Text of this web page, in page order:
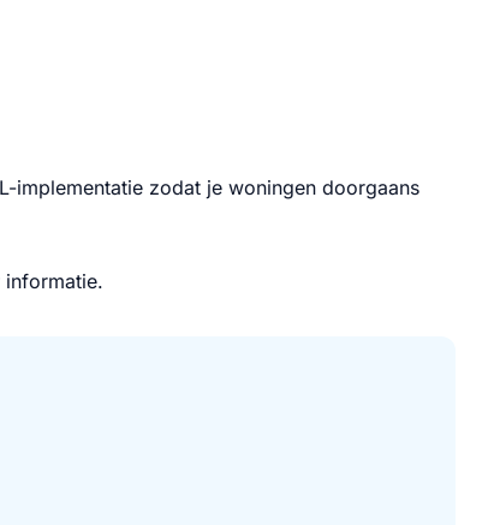
implementatie zodat je woningen doorgaans